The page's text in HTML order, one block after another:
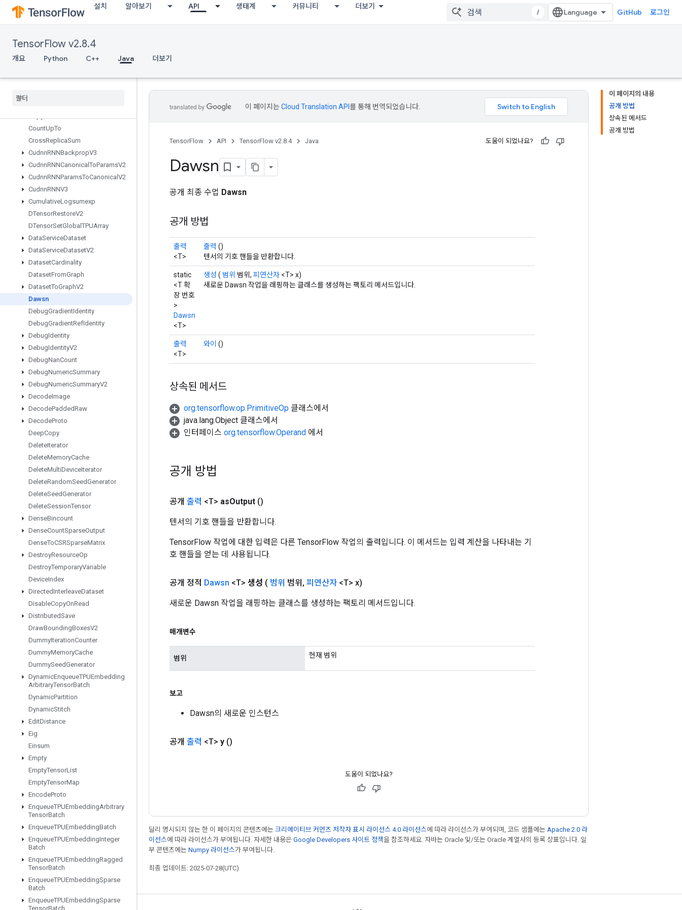
설치 알아보기 API 생태계 커뮤니티 더보기
/ GitHub 로그인
TensorFlow v2.8.4
개요 Python C++ Java 더보기
ConnectTPUEmbeddingHosts
Constant
ControlTrigger
Conv2DBackpropFilterV2
Copy
CountUpTo
CrossReplicaSum
CudnnRNNBackpropV3
CudnnRNNCanonical ToParamsV2
CudnnRNNParamsToCanonical V2
CudnnRNNV3
CumulativeLogsumexp
DTensorRestoreV2
DTensorSetGlobal TPUArray
DataServiceDataset
DataServiceDatasetV2
DatasetCardinality
DatasetFromGraph
DatasetToGraphV2
Dawsn
DebugGradientIdentity
DebugGradientRefIdentity
DebugIdentity
DebugIdentityV2
DebugNanCount
DebugNumericSummary
DebugNumericSummaryV2
DecodeImage
DecodePaddedRaw
DecodeProto
DeepCopy
DeleteIterator
DeleteMemoryCache
DeleteMultiDeviceIterator
DeleteRandomSeedGenerator
DeleteSeedGenerator
DeleteSessionTensor
DenseBincount
DenseCountSparseOutput
DenseToCSRSparseMatrix
DestroyResourceOp
DestroyTemporaryVariable
DeviceIndex
DirectedInterleaveDataset
DisableCopyOnRead
DistributedSave
DrawBoundingBoxesV2
DummyIterationCounter
DummyMemoryCache
DummySeedGenerator
DynamicEnqueueTPUEmbedding
ArbitraryTensorBatch
DynamicPartition
DynamicStitch
EditDistance
Eig
Einsum
Empty
EmptyTensorList
EmptyTensorMap
EncodeProto
EnqueueTPUEmbeddingArbitrary
TensorBatch
EnqueueTPUEmbeddingBatch
EnqueueTPUEmbeddingInteger
Batch
EnqueueTPUEmbeddingRagged
TensorBatch
EnqueueTPUEmbeddingSparse
Batch
EnqueueTPUEmbeddingSparse
TensorBatch
이 페이지의 내용
공개 방법
상속된 메서드
공개 방법
이 페이지는Cloud Translation API 를 통해 번역되었습니다.
TensorFlow API TensorFlow v2.8.4 Java 도움이 되었나요?
Dawsn
공개 최종 수업 Dawsn
공개 방법
출력
<T>
출력 ()
텐서의 기호 핸들을 반환합니다.
static
<T 확
장 번호
>
Dawsn
<T>
생성 ( 범위 범위, 피연산자 <T> x)
새로운 Dawsn 작업을 래핑하는 클래스를 생성하는 팩토리 메서드입니다.
출력
<T>
와이 ()
상속된 메서드
org.tensorflow.op.PrimitiveOp 클래스에서
java.lang.Object 클래스에서
인터페이스 org.tensorflow.Operand 에서
공개 방법
공개 출력 <T> asOutput ()
텐서의 기호 핸들을 반환합니다.
TensorFlow 작업에 대한 입력은 다른 TensorFlow 작업의 출력입니다. 이 메서드는 입력 계산을 나타내는 기
호 핸들을 얻는 데 사용됩니다.
공개 정적 Dawsn <T> 생성 ( 범위 범위 , 피연산자 <T> x)
새로운 Dawsn 작업을 래핑하는 클래스를 생성하는 팩토리 메서드입니다.
매개변수
범위 현재 범위
보고
Dawsn의 새로운 인스턴스
공개 출력 <T> y ()
도움이 되었나요?
달리 명시되지 않는 한 이 페이지의 콘텐츠에는 크리에이티브 커먼즈 저작자 표시 라이선스 4.0 라이선스에 따라 라이선스가 부여되며, 코드 샘플에는 Apache 2.0 라
이선스에 따라 라이선스가 부여됩니다. 자세한 내용은 Google Developers 사이트 정책을 참조하세요. 자바는 Oracle 및/또는 Oracle 계열사의 등록 상표입니다. 일
부 콘텐츠에는 Numpy 라이선스가 부여됩니다.
최종 업데이트: 2025-07-28(UTC)